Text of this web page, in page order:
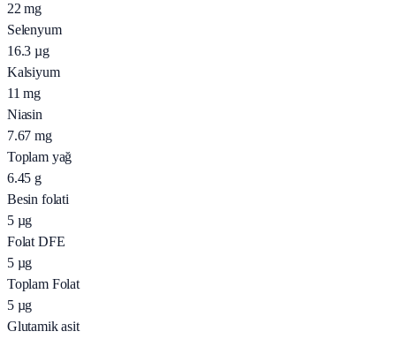
22 mg
Selenyum
16.3 µg
Kalsiyum
11 mg
Niasin
7.67 mg
Toplam yağ
6.45 g
Besin folati
5 µg
Folat DFE
5 µg
Toplam Folat
5 µg
Glutamik asit